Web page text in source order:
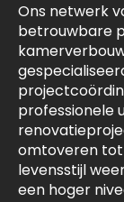
Ons netwerk
betrouwbare
professionele
omtoveren tot
levensstijl
een hoger